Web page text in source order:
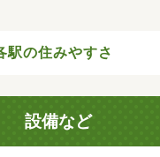
駅の住みやすさ
設備など